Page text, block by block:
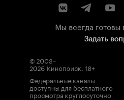
Мы всегда готовы
Задать
© 2003–
2026 Кинопоиск. 18+
Федеральные каналы
доступны для бесплатного
просмотра круглосуточно